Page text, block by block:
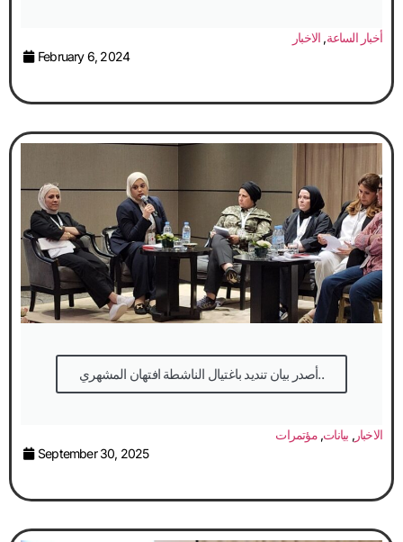
أخبار الساعة, الاخبار
February 6, 2024
أصدر بيان تنديد باغتيال الناشطة افتهان المشهري..
الاخبار, بيانات,مؤتمرات
September 30, 2025